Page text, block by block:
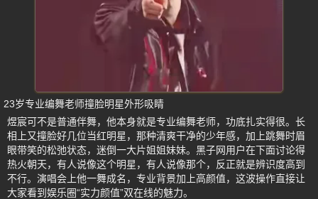
23岁专业编舞老师撞脸明星外形吸睛
煜宸可不是普通伴舞，他本身就是专业编舞老师，功底扎实得很。长
相上又撞脸好几位当红明星，那种清爽干净的少年感，加上跳舞时眉
眼带笑的松弛状态，迷倒一大片姐姐妹妹。黑子网用户在下面讨论得
热火朝天，有人说像这个明星，有人说像那个，反正就是辨识度高到
不行。演唱会上他一舞成名，专业背景加上高颜值，这波操作直接让
大家看到娱乐圈“实力颜值”双在线的魅力。